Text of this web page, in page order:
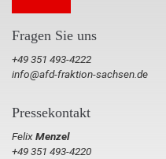
Fragen Sie uns
+49 351 493-4222
info@afd-fraktion-sachsen.de
Pressekontakt
FelixMenzel
+49 351 493-4220